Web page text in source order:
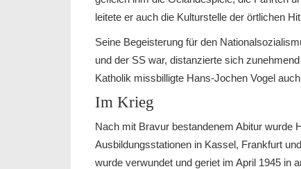
leitete er auch die Kulturstelle der örtlichen
Seine Begeisterung für den
und der SS war, distanzierte sich
Katholik missbilligte Hans-Jochen Vogel
Im Krieg
Nach mit Bravur bestandenem Abitur wurde
Ausbildungsstationen in Kassel, Frankfurt
wurde verwundet und geriet im April 1945 in